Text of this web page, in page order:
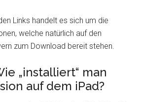
Links handelt es sich um die
welche natürlich auf den
zum Download bereit stehen.
„installiert“ man
auf dem iPad?